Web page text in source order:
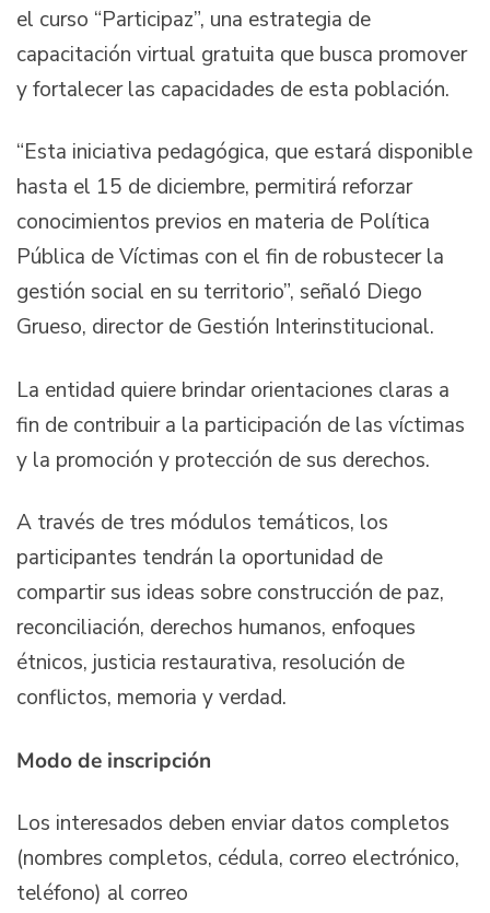
el curso “Participaz”, una estrategia de
capacitación virtual gratuita que busca promover
y fortalecer las capacidades de esta población.
“Esta iniciativa pedagógica, que estará disponible
hasta el 15 de diciembre, permitirá reforzar
conocimientos previos en materia de Política
Pública de Víctimas con el fin de robustecer la
gestión social en su territorio”, señaló Diego
Grueso, director de Gestión Interinstitucional.
La entidad quiere brindar orientaciones claras a
fin de contribuir a la participación de las víctimas
y la promoción y protección de sus derechos.
A través de tres módulos temáticos, los
participantes tendrán la oportunidad de
compartir sus ideas sobre construcción de paz,
reconciliación, derechos humanos, enfoques
étnicos, justicia restaurativa, resolución de
conflictos, memoria y verdad.
Modo de inscripción
Los interesados deben enviar datos completos
(nombres completos, cédula, correo electrónico,
teléfono) al correo